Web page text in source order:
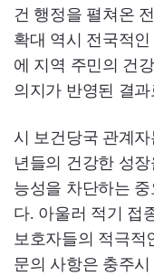
건 행정을 펼쳐온
확대 역시 전국적
에 지역 주민의 건
의지가 반영된 결
시 보건당국 관계
년들의 건강한 성
능성을 차단하는
다. 아울러 적기 접
보호자들의 적극적
문의 사항은 충주